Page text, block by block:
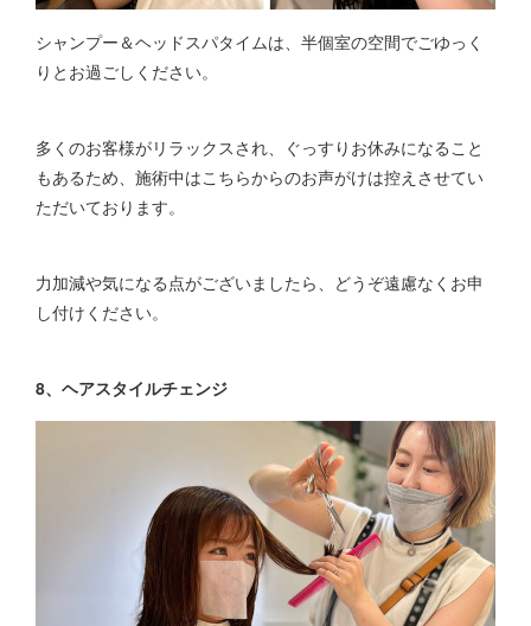
シャンプー＆ヘッドスパタイムは、半個室の空間でごゆっく
りとお過ごしください。
多くのお客様がリラックスされ、ぐっすりお休みになること
もあるため、施術中はこちらからのお声がけは控えさせてい
ただいております。
力加減や気になる点がございましたら、どうぞ遠慮なくお申
し付けください。
8、ヘアスタイルチェンジ